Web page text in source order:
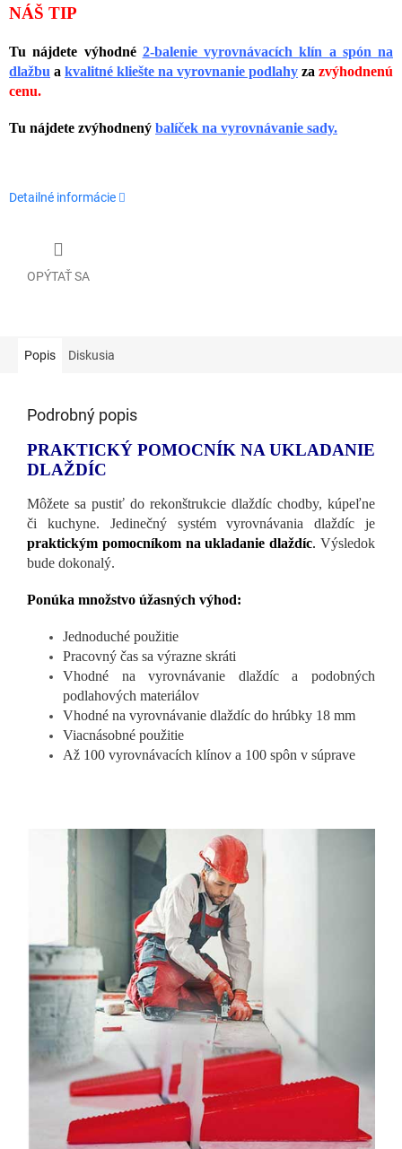
NÁŠ TIP
Tu nájdete výhodné 2-balenie vyrovnávacích klín a spón na
dlažbu a kvalitné kliešte na vyrovnanie podlahy za zvýhodnenú
cenu.
Tu nájdete zvýhodnený balíček na vyrovnávanie sady.
Detailné informácie
OPÝTAŤ SA
Popis Diskusia
Podrobný popis
PRAKTICKÝ POMOCNÍK NA UKLADANIE
DLAŽDÍC
Môžete sa pustiť do rekonštrukcie dlaždíc chodby, kúpeľne
či kuchyne. Jedinečný systém vyrovnávania dlaždíc je
praktickým pomocníkom na ukladanie dlaždíc. Výsledok
bude dokonalý.
Ponúka množstvo úžasných výhod:
Jednoduché použitie
Pracovný čas sa výrazne skráti
Vhodné na vyrovnávanie dlaždíc a podobných
podlahových materiálov
Vhodné na vyrovnávanie dlaždíc do hrúbky 18 mm
Viacnásobné použitie
Až 100 vyrovnávacích klínov a 100 spôn v súprave